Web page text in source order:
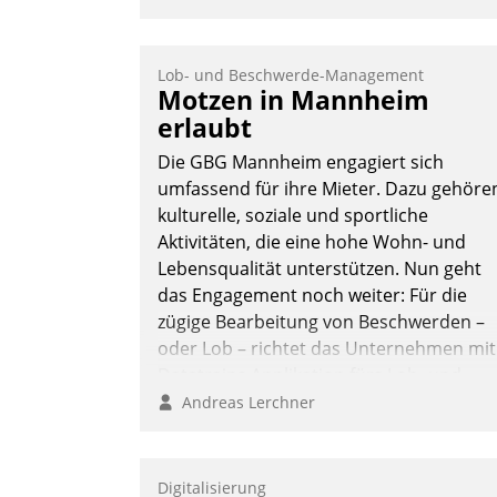
Lob- und Beschwerde-Management
Motzen in Mannheim
erlaubt
Die GBG Mannheim engagiert sich
umfassend für ihre Mieter. Dazu
kulturelle, soziale und sportliche
Aktivitäten, die eine hohe Wohn- und
Lebensqualität unterstützen. Nun geht
das Engagement noch weiter: Für die
zügige Bearbeitung von Beschwerden –
oder Lob – richtet das Unternehmen mit
Beschwerde-Management einen eigenen
Andreas Lerchner
Digitalisierung